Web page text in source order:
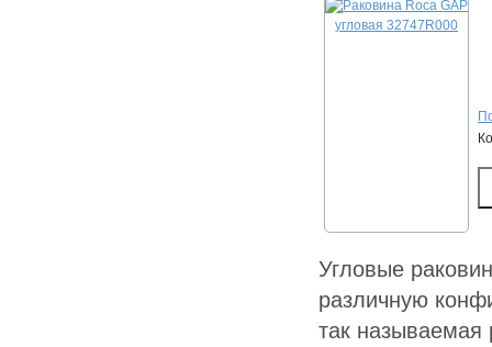
Угловые
различную
так